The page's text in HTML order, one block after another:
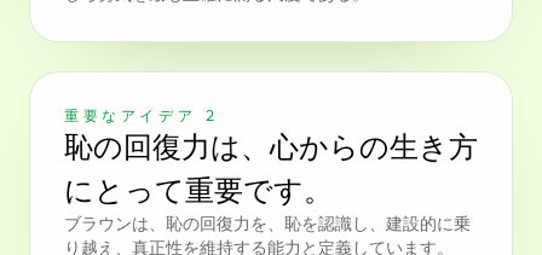
重要なアイデア 2
恥の回復力は、心からの生き方
にとって重要です。
ブラウンは、恥の回復力を、恥を認識し、建設的に乗
り越え、真正性を維持する能力と定義しています。